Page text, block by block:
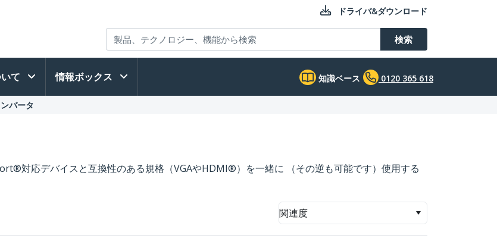
ドライバ&ダウンロード
検索
て 情報ボックス 知識ベース 0120 365 618
バータ
対応デバイスと互換性のある規格（VGAやHDMI®）を一緒に （その逆も可能です）使用する
関連度